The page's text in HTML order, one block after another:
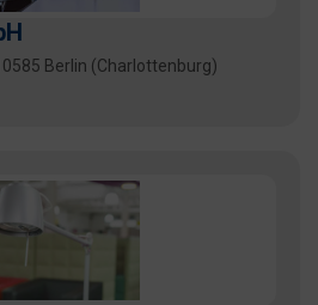
Berlin (Charlottenburg)